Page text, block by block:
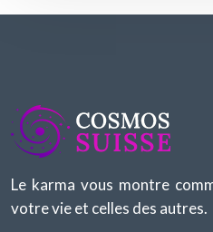
Le karma vous montre
votre vie et celles des autres.